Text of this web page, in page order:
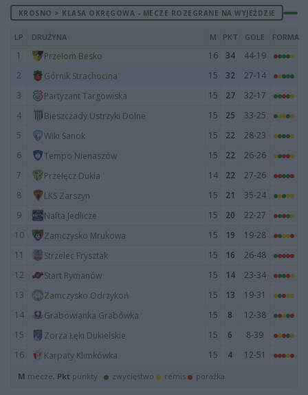
KROSNO > KLASA OKRĘGOWA - MECZE ROZEGRANE NA WYJEŹDZIE
LP DRUŻYNA M PKT GOLE FORMA
1 Przełom Besko 16 34
44-19
2
Górnik Strachocina 15 32
27-14
3
Partyzant Targowiska 15 27
32-17
4
Bieszczady Ustrzyki Dolne 15 25
33-25
5
Wiki Sanok 15 22
28-23
6
Tempo Nienaszów 15 22
26-26
7
Przełęcz Dukla 14 22
27-26
8
LKS Zarszyn 15 21
35-24
9
Nafta Jedlicze 15 20
22-27
10
Zamczysko Mrukowa 15 19
19-28
11
Strzelec Frysztak 15 16
26-48
12
Start Rymanów 15 14
23-34
13
Zamczysko Odrzykoń 15 13
19-31
14
Grabowianka Grabówka 15 8
12-38
15
Zorza Łęki Dukielskie 15 6
8-39
16
Karpaty Klimkówka 15 4 12-51
M mecze, Pkt punkty · zwycięstwo remis porażka